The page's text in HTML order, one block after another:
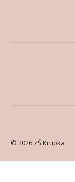
© 2026 ZŠ Krupka